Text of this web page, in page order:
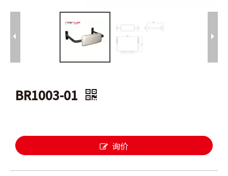
BR1003-01
询价